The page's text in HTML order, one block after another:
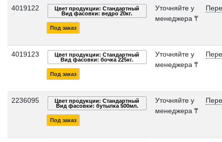
4019122
Цвет продукции: Стандартный
Вид фасовки: ведро 20кг.
Под заказ
Уточняйте у
менеджера ₸
4019123
Цвет продукции: Стандартный
Вид фасовки: бочка 225кг.
Под заказ
Уточняйте у
менеджера ₸
2236095
Цвет продукции: Стандартный
Вид фасовки: бутылка 500мл.
Под заказ
Уточняйте у
менеджера ₸